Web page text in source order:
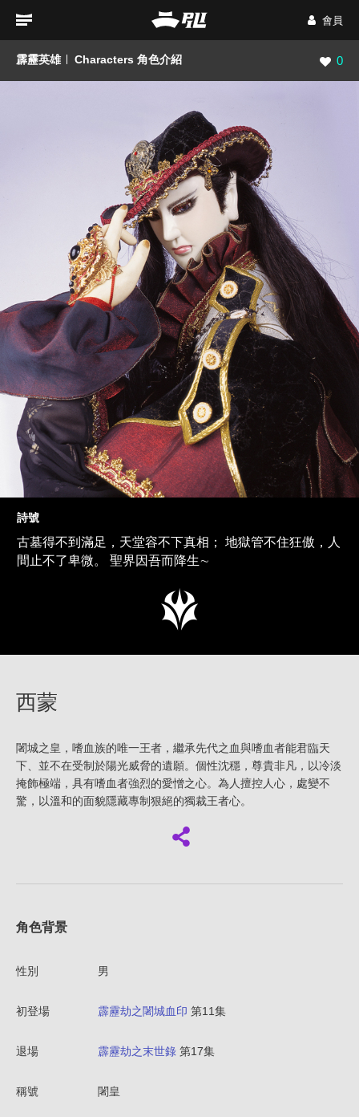
會員
霹靂英雄 Characters 角色介紹 瀏覽
0
詩號
古墓得不到滿足，天堂容不下真相； 地獄管不住狂傲，人
間止不了卑微。 聖界因吾而降生∼
西蒙
闍城之皇，嗜血族的唯一王者，繼承先代之血與嗜血者能君臨天
下、並不在受制於陽光威脅的遺願。個性沈穩，尊貴非凡，以冷淡
掩飾極端，具有嗜血者強烈的愛憎之心。為人擅控人心，處變不
驚，以溫和的面貌隱藏專制狠絕的獨裁王者心。
角色背景
性別 男
初登場 霹靂劫之闍城血印 第11集
退場 霹靂劫之末世錄 第17集
稱號 闍皇